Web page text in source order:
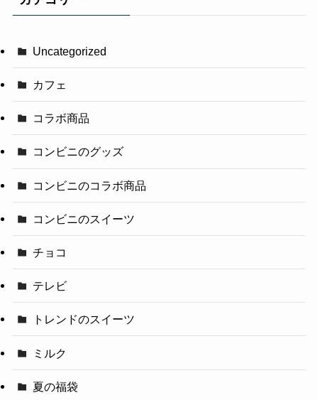
Uncategorized
カフェ
コラボ商品
コンビニのグッズ
コンビニのコラボ商品
コンビニのスイーツ
チョコ
テレビ
トレンドのスイーツ
ミルク
夏の福袋